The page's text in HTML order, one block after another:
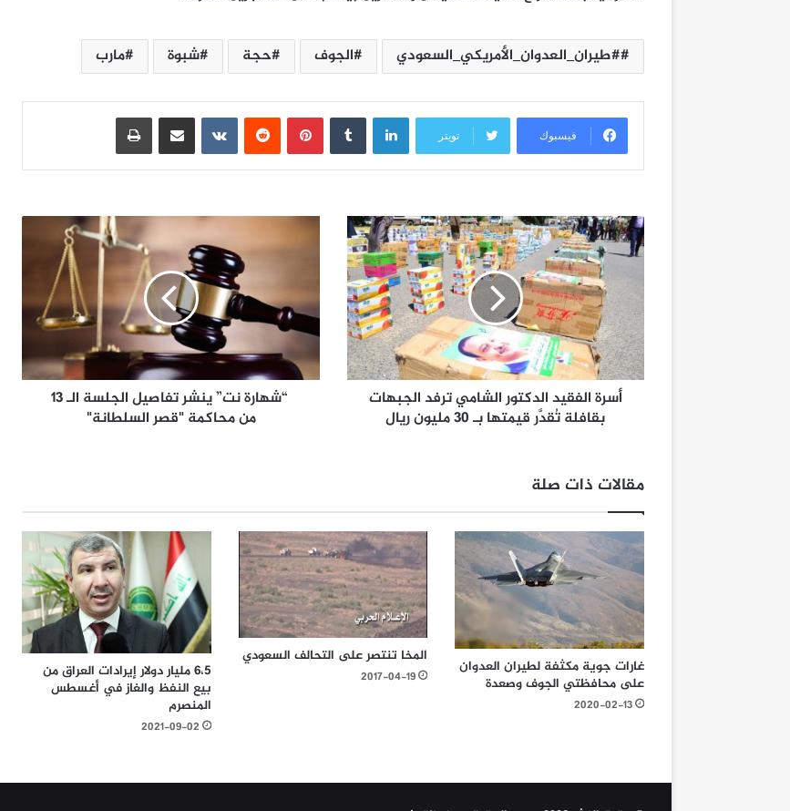
#طيران_العدوان_الأمريكي_السعودي الجوف حجة شبوة مارب
فيسبوك تويتر
لينكدإن بينتيريست مشاركة عبر البريد طباعة
أسرة الفقيد الدكتور الشامي ترفد الجبهات
بقافلة تُقدَّر قيمتها بـ 30 مليون ريال
“شهارة نت” ينشر تفاصيل الجلسة الـ 13
من محاكمة "قصر السلطانة"
مقالات ذات صلة
غارات جوية مكثفة لطيران العدوان
على محافظتي الجوف وصعدة
2020-02-13
المخا تنتصر على التحالف السعودي
2017-04-19
6،5 مليار دولار إيرادات العراق من
بيع النفظ والغاز في أغسطس
المنصرم
2021-09-02